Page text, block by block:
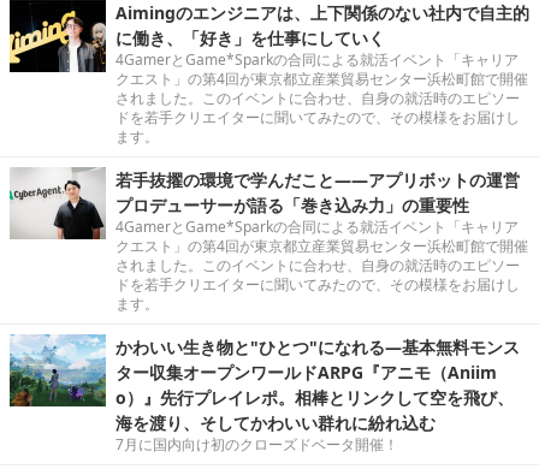
Aimingのエンジニアは、上下関係のない社内で自主的
に働き、「好き」を仕事にしていく
4GamerとGame*Sparkの合同による就活イベント「キャリア
クエスト」の第4回が東京都立産業貿易センター浜松町館で開催
されました。このイベントに合わせ、自身の就活時のエピソー
ドを若手クリエイターに聞いてみたので、その模様をお届けし
ます。
若手抜擢の環境で学んだこと――アプリボットの運営
プロデューサーが語る「巻き込み力」の重要性
4GamerとGame*Sparkの合同による就活イベント「キャリア
クエスト」の第4回が東京都立産業貿易センター浜松町館で開催
されました。このイベントに合わせ、自身の就活時のエピソー
ドを若手クリエイターに聞いてみたので、その模様をお届けし
ます。
かわいい生き物と"ひとつ"になれる―基本無料モンス
ター収集オープンワールドARPG『アニモ（Aniim
o）』先行プレイレポ。相棒とリンクして空を飛び、
海を渡り、そしてかわいい群れに紛れ込む
7月に国内向け初のクローズドベータ開催！